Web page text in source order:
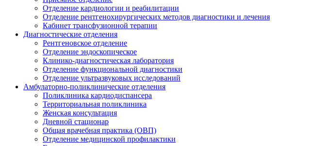
Отделение кардиологии и реабилитации
Отделение рентгенохирургических методов диагностики и лечения
Кабинет трансфузионной терапии
Диагностические отделения
Рентгеновское отделение
Отделение эндоскопическое
Клинико-диагностическая лаборатория
Отделение функциональной диагностики
Отделение ультразвуковых исследований
Амбулаторно-поликлинические отделения
Поликлиника кардиодиспансера
Территориальная поликлиника
Женская консультация
Дневной стационар
Общая врачебная практика (ОВП)
Отделение медицинской профилактики